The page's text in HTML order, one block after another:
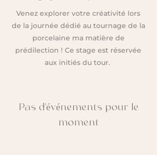
Venez explorer votre créativité lors
de la journée dédié au tournage de la
porcelaine ma matière de
prédilection ! Ce stage est réservée
aux initiés du tour.
Pas d'événements pour le
moment